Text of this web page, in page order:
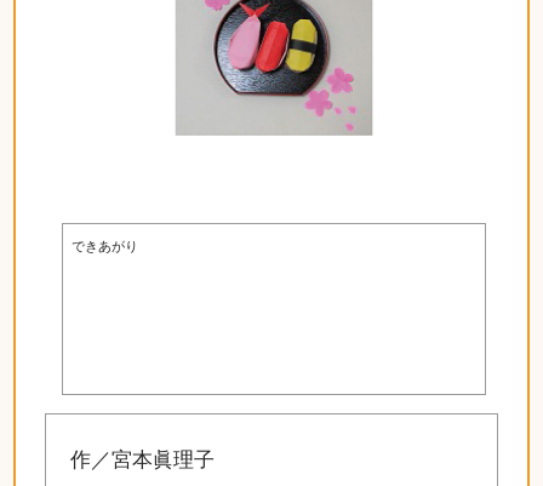
できあがり
作／宮本眞理子